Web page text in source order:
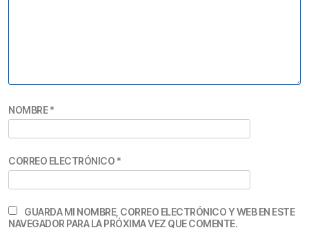
NOMBRE*
CORREO ELECTRÓNICO *
GUARDA MI NOMBRE, CORREO ELECTRÓNICO Y WEB EN ESTE
NAVEGADOR PARA LA PRÓXIMA VEZ QUE COMENTE.